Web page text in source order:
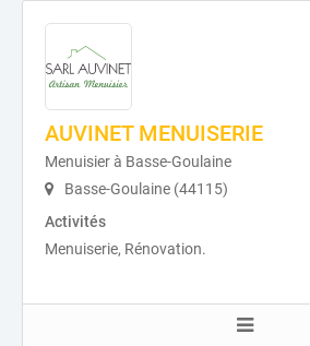
AUVINET MENUISERIE
Menuisier à Basse-Goulaine
Basse-Goulaine (44115)
Activités
Menuiserie, Rénovation.